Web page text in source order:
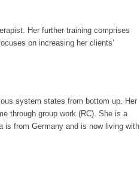
Her further training comprises
on increasing her clients’
system states from bottom up. Her
through group work (RC). She is a
is from Germany and is now living with